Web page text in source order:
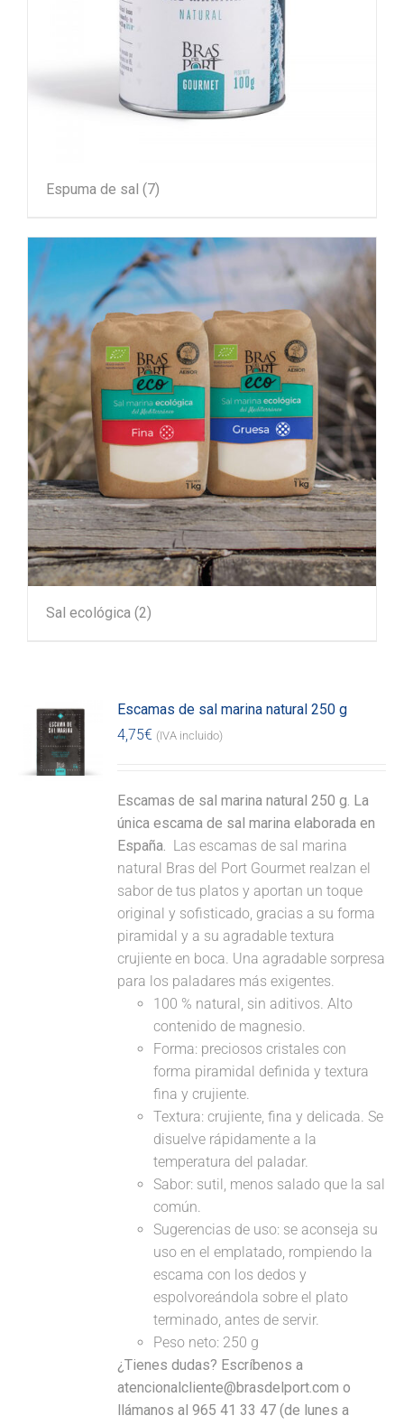
Espuma de sal (7)
Sal ecológica (2)
Escamas de sal marina natural 250 g
4,75€ (IVA incluido)
Escamas de sal marina natural 250 g. La
única escama de sal marina elaborada en
España. Las escamas de sal marina
natural Bras del Port Gourmet realzan el
sabor de tus platos y aportan un toque
original y sofisticado, gracias a su forma
piramidal y a su agradable textura
crujiente en boca. Una agradable sorpresa
para los paladares más exigentes.
100 % natural, sin aditivos. Alto
contenido de magnesio.
Forma: preciosos cristales con
forma piramidal definida y textura
fina y crujiente.
Textura: crujiente, fina y delicada. Se
disuelve rápidamente a la
temperatura del paladar.
Sabor: sutil, menos salado que la sal
común.
Sugerencias de uso: se aconseja su
uso en el emplatado, rompiendo la
escama con los dedos y
espolvoreándola sobre el plato
terminado, antes de servir.
Peso neto: 250 g
¿Tienes dudas? Escríbenos a
atencionalcliente@brasdelport.com o
llámanos al 965 41 33 47 (de lunes a